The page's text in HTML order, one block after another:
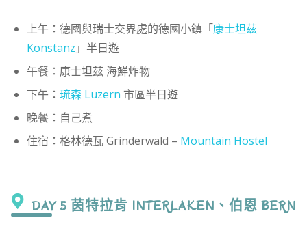
上午：德國與瑞士交界處的德國小鎮「康士坦茲
Konstanz 」半日遊
午餐：康士坦茲 海鮮炸物
下午： 琉森 Luzern 市區半日遊
晚餐：自己煮
住宿：格林德瓦 Grinderwald – Mountain Hostel
DAY 5 茵特拉肯 INTERLAKEN、伯恩 BERN